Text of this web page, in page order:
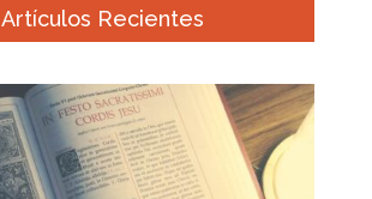
Artículos Recientes